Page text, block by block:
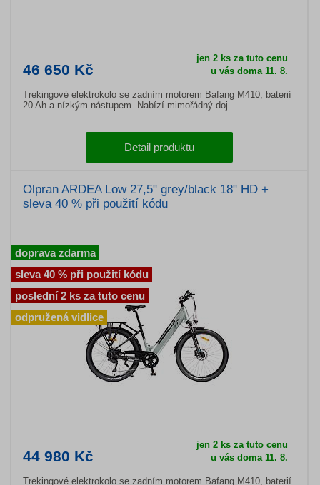
46 650 Kč
jen 2 ks za tuto cenu
u vás doma 11. 8.
Trekingové elektrokolo se zadním motorem Bafang M410, baterií
20 Ah a nízkým nástupem. Nabízí mimořádný doj...
Detail produktu
Olpran ARDEA Low 27,5" grey/black 18" HD +
sleva 40 % při použití kódu
44 980 Kč
jen 2 ks za tuto cenu
u vás doma 11. 8.
Trekingové elektrokolo se zadním motorem Bafang M410, baterií
doprava zdarma
sleva 40 % při použití kódu
poslední 2 ks za tuto cenu
odpružená vidlice